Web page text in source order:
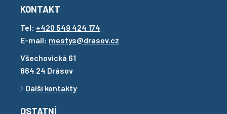
KONTAKT
Tel: +420 549 424 174
E-mail: mestys@drasov.cz
Všechovická 61
664 24 Drásov
Další kontakty
OSTATNÍ